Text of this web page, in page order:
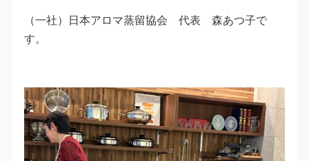
（一社）日本アロマ蒸留協会 代表 森あつ子で
す。